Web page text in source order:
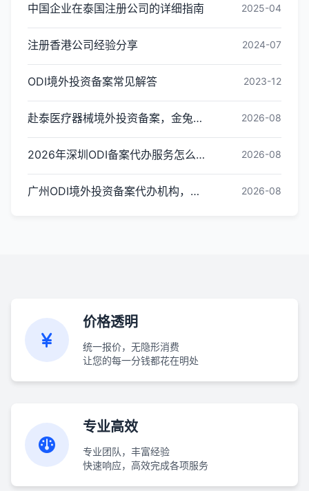
中国企业在泰国注册公司的详细指南 2025-04
注册香港公司经验分享 2024-07
ODI境外投资备案常见解答 2023-12
赴泰医疗器械境外投资备案，金兔国际全链路ODI备案代办指南 2026-08
2026年深圳ODI备案代办服务怎么选？资质、时效与保障评估指南 2026-08
广州ODI境外投资备案代办机构，企业出海必看｜广州市金兔国际商务咨询有限公司 2026-08
价格透明
统一报价，无隐形消费
让您的每一分钱都花在明处
专业高效
专业团队，丰富经验
快速响应，高效完成各项服务